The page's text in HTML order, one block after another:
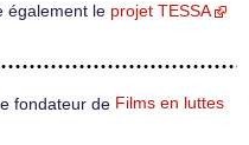
également le projet TESSA
fondateur de Films en luttes